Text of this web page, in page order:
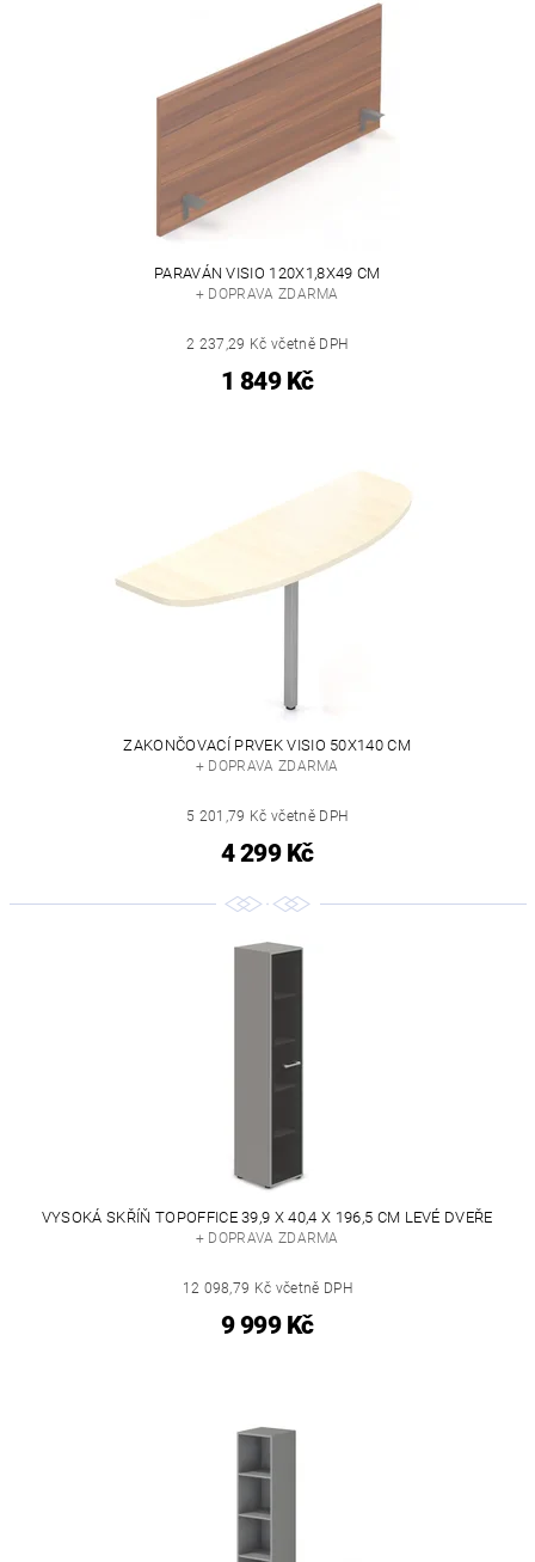
PARAVÁN VISIO 120X1,8X49 CM
+ DOPRAVA ZDARMA
2 237,29 Kč včetně DPH
1 849 Kč
ZAKONČOVACÍ PRVEK VISIO 50X140 CM
+ DOPRAVA ZDARMA
5 201,79 Kč včetně DPH
4 299 Kč
VYSOKÁ SKŘÍŇ TOPOFFICE 39,9 X 40,4 X 196,5 CM LEVÉ DVEŘE
+ DOPRAVA ZDARMA
12 098,79 Kč včetně DPH
9 999 Kč